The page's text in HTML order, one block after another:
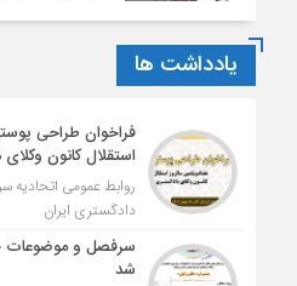
یادداشت ها
فراخوان طراحی
استقلال کانون
روابط عمومی اتحادیه
دادگستری ایران
سرفصل و موضوعات
شد